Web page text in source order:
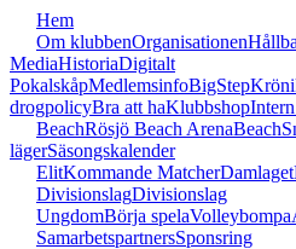
Hem
Om klubbenOrganisationen
MediaHistoriaDigitalt
PokalskåpMedlemsinfoBigStep
drogpolicyBra att haKlubbshop
BeachRösjö Beach ArenaBeach
lägerSäsongskalender
ElitKommande MatcherDamlaget
DivisionslagDivisionslag
UngdomBörja spelaVolleybompa
SamarbetspartnersSponsring